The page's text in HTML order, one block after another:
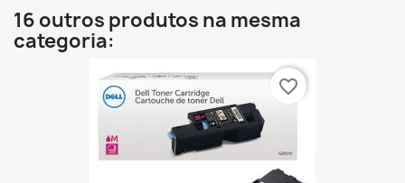
16 outros produtos na mesma
categoria:
favorite_border